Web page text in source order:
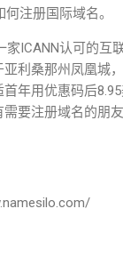
注册国际域名。
家ICANN认可的互
利桑那州凤凰城
年用优惠码后
要注册域名的朋